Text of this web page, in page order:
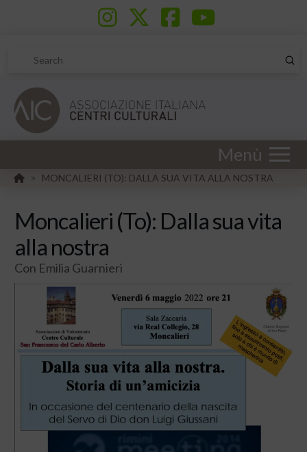
Search
Menù
HOME
> MONCALIERI (TO): DALLA SUA VITA ALLA NOSTRA
Moncalieri (To): Dalla sua vita
alla nostra
Con Emilia Guarnieri